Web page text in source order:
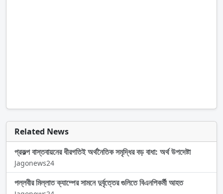
Related News
প্রকল্প বাস্তবায়নের ধীরগতিই অর্থনৈতিক সমৃদ্ধির বড় বাধা: অর্থ উপদেষ্টা
Jagonews24
পল্লবীর মিল্লাত ক্যাম্পের সামনে দুর্বৃত্তের গুলিতে বিএনপিকর্মী আহত